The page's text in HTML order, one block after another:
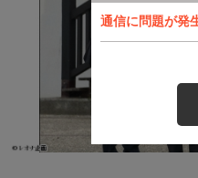
通信に問題が発